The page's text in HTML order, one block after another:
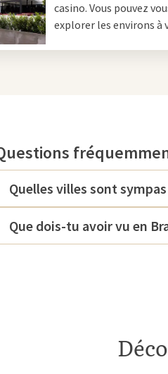
casino. Vous pouvez
explorer les environs à
Quelles villes sont
Que dois-tu avoir vu en